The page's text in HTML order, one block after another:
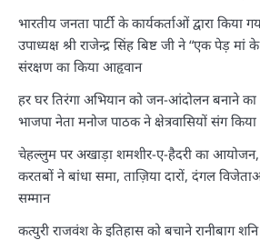
भारतीय जनता पार्टी के कार्यकर्ताओं द्वारा किया
उपाध्यक्ष श्री राजेन्द्र सिंह बिष्ट जी ने “एक पेड़
संरक्षण का किया आहृवान
हर घर तिरंगा अभियान को जन-आंदोलन बनाने का
भाजपा नेता मनोज पाठक ने क्षेत्रवासियों संग किया
चेहल्लुम पर अखाड़ा शमशीर-ए-हैदरी का
करतबों ने बांधा समा, ताज़िया दारों, दंगल
सम्मान
कत्युरी राजवंश के इतिहास को बचाने रानीबाग